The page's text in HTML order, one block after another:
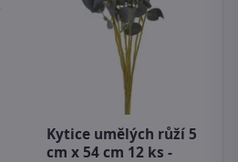
Kytice umělých růží 5
cm x 54 cm 12 ks -